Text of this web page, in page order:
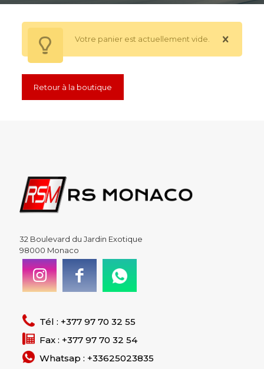
Votre panier est actuellement vide.
Retour à la boutique
32 Boulevard du Jardin Exotique
98000 Monaco
Tél : +377 97 70 32 55
Fax : +377 97 70 32 54
Whatsap : +33625023835